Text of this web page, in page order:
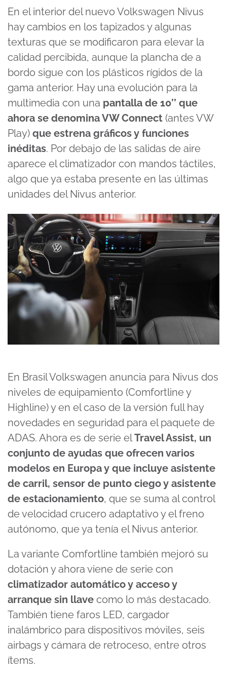
En el interior del nuevo Volkswagen Nivus
hay cambios en los tapizados y algunas
texturas que se modificaron para elevar la
calidad percibida, aunque la plancha de a
bordo sigue con los plásticos rígidos de la
gama anterior. Hay una evolución para la
multimedia con una pantalla de 10’’ que
ahora se denomina VW Connect (antes VW
Play) que estrena gráficos y funciones
inéditas. Por debajo de las salidas de aire
aparece el climatizador con mandos táctiles,
algo que ya estaba presente en las últimas
unidades del Nivus anterior.
En Brasil Volkswagen anuncia para Nivus dos
niveles de equipamiento (Comfortline y
Highline) y en el caso de la versión full hay
novedades en seguridad para el paquete de
ADAS. Ahora es de serie elTravel Assist, un
conjunto de ayudas que ofrecen varios
modelos en Europa y que incluye asistente
de carril, sensor de punto ciego y asistente
de estacionamiento, que se suma al control
de velocidad crucero adaptativo y el freno
autónomo, que ya tenía el Nivus anterior.
La variante Comfortline también mejoró su
dotación y ahora viene de serie con
climatizador automático y acceso y
arranque sin llave como lo más destacado.
También tiene faros LED, cargador
inalámbrico para dispositivos móviles, seis
airbags y cámara de retroceso, entre otros
ítems.